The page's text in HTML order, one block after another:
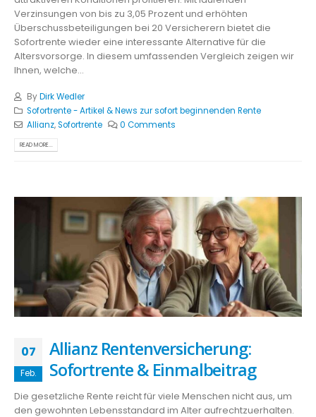
Verzinsungen von bis zu 3,05 Prozent und erhöhten
Überschussbeteiligungen bei 20 Versicherern bietet die
Sofortrente wieder eine interessante Alternative für die
Altersvorsorge. In diesem umfassenden Vergleich zeigen wir
Ihnen, welche...
ByDirk Wedler
Sofortrente - Artikel & News zur sofort beginnenden Rente
Allianz,Sofortrente 0 Comments
READ MORE...
07
Feb.
Allianz Rentenversicherung:
Sofortrente & Einmalbeitrag
Die gesetzliche Rente reicht für viele Menschen nicht aus, um
den gewohnten Lebensstandard im Alter aufrechtzuerhalten.